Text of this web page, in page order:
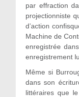
par effraction
projectionniste
d’action
Machine de
enregistrée
enregistrement
Même si
dans son
littéraires que